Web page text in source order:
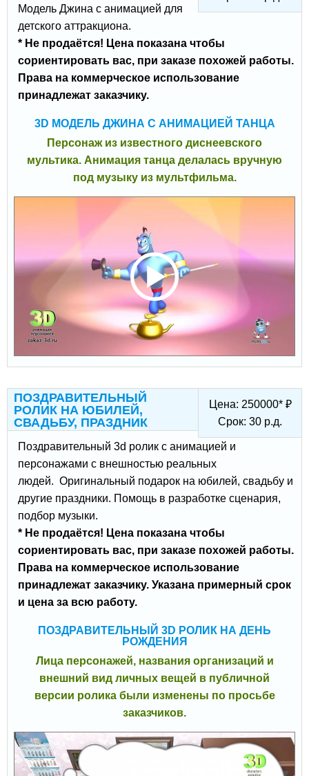
Модель Джина с анимацией для
детского аттракциона.
* Не продаётся! Цена показана чтобы
сориентировать вас, при заказе похожей работы.
Права на коммерческое использование
принадлежат заказчику.
3D МОДЕЛЬ ДЖИНА С АНИМАЦИЕЙ ТАНЦА
Персонаж из известного диснеевского
мультика. Анимация танца делалась вручную
под музыку из мультфильма.
Цена: 250000* ₽
Срок: 30 р.д.
ПОЗДРАВИТЕЛЬНЫЙ
РОЛИК НА ЮБИЛЕЙ,
СВАДЬБУ, ПРАЗДНИК
Поздравительный 3d ролик с анимацией и
персонажами с внешностью реальных
людей. Оригинальный подарок на юбилей, свадьбу и
другие праздники. Помощь в разработке сценария,
подбор музыки.
* Не продаётся! Цена показана чтобы
сориентировать вас, при заказе похожей работы.
Права на коммерческое использование
принадлежат заказчику. Указана примерный срок
и цена за всю работу.
ПОЗДРАВИТЕЛЬНЫЙ 3D РОЛИК НА ДЕНЬ
РОЖДЕНИЯ
Лица персонажей, названия организаций и
внешний вид личных вещей в публичной
версии ролика были изменены по просьбе
заказчиков.